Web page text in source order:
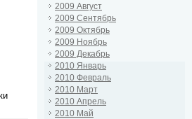
2009 Август
2009 Сентябрь
2009 Октябрь
2009 Ноябрь
2009 Декабрь
2010 Январь
2010 Февраль
2010 Март
2010 Апрель
2010 Май